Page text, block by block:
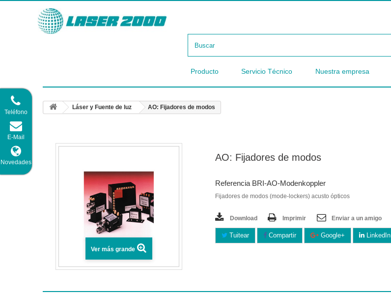
Producto Servicio Técnico Nuestra empresa
Teléfono
E-Mail
Novedades
Láser y Fuente de luz AO: Fijadores de modos
Ver más grande
AO: Fijadores de modos
Referencia BRI-AO-Modenkoppler
Fijadores de modos (mode-lockers) acusto ópticos
Download Imprimir Enviar a un amigo
Tuitear Compartir Google+ LinkedIn